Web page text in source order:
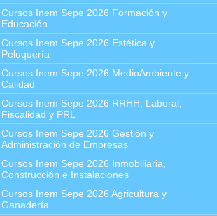
Cursos Inem Sepe 2026 Formación y
Educación
Cursos Inem Sepe 2026 Estética y
Peluquería
Cursos Inem Sepe 2026 MedioAmbiente y
Calidad
Cursos Inem Sepe 2026 RRHH, Laboral,
Fiscalidad y PRL
Cursos Inem Sepe 2026 Gestión y
Administración de Empresas
Cursos Inem Sepe 2026 Inmobiliaria,
Construcción e Instalaciones
Cursos Inem Sepe 2026 Agricultura y
Ganadería